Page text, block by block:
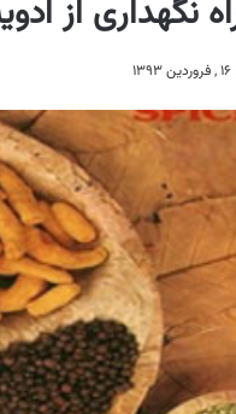
نگهداری از